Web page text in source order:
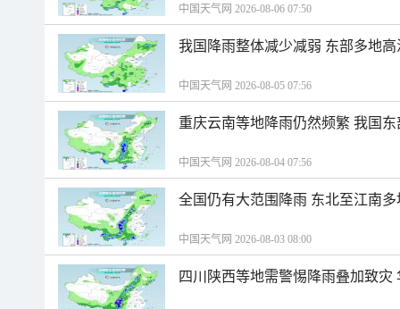
中国天气网 2026-08-06 07:50
我国降雨整体减少减弱 东部多地
中国天气网 2026-08-05 07:56
重庆云南等地降雨仍然频繁 我国
中国天气网 2026-08-04 07:56
全国仍有大范围降雨 东北至江南
中国天气网 2026-08-03 08:00
四川陕西等地需警惕降雨叠加致